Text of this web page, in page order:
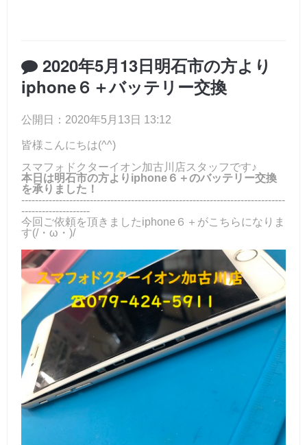
2020年5月13日明石市の方より
iphone６＋バッテリー交換
公開日：2020年5月13日 13:12
皆様こんにちは(^^)
スマフォドクターイオン加古川店スタッフです♪
本日は明石市の方よりiphone６＋のバッテリー交換
を承りました！
-----------------------------------------------------------------------------
--------------------
今回ご依頼を頂きましたiphone６＋がこちらになりま
す(/・ω・)/